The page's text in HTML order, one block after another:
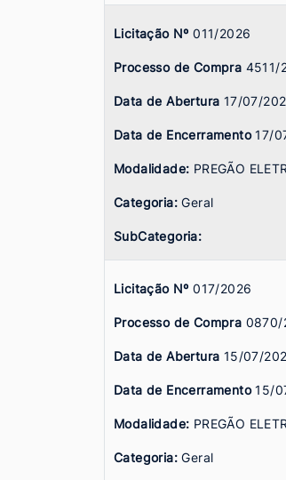
Licitação Nº011/2026
Processo de Compra 4511/
Data de Abertura 17/07/
Data de Encerramento17/
Modalidade: PREGÃO
Categoria:Geral
SubCategoria:
Licitação Nº017/2026
Processo de Compra 0870/
Data de Abertura 15/07/
Data de Encerramento15/
Modalidade: PREGÃO
Categoria:Geral